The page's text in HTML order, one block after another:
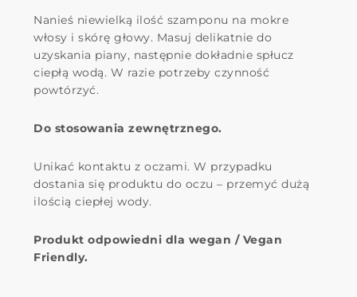
Nanieś niewielką ilość szamponu na mokre
włosy i skórę głowy. Masuj delikatnie do
uzyskania piany, następnie dokładnie spłucz
ciepłą wodą. W razie potrzeby czynność
powtórzyć.
Do stosowania zewnętrznego.
Unikać kontaktu z oczami. W przypadku
dostania się produktu do oczu – przemyć dużą
ilością ciepłej wody.
Produkt odpowiedni dla wegan / Vegan
Friendly.